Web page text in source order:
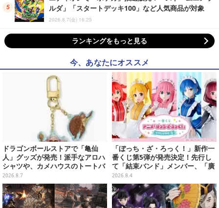
ルダ」「スタートデッキ100」など人気商品が対象
2026.8.7(金) 16:25
ランキングをもっと見る
今、あなたにオススメ
ドラゴンボールストアで「亀仙
人」グッズが発売！派手なアロハ
シャツや、カメハウスのトートバ
ッグなど夏らしいアイテムがズラ
リ
2026.8.7
「ぼっち・ざ・ろっく！」新作一
番くじ第5弾が発売決定！先行し
て「結束バンド」メンバー、「廣
井きくり」のメイド衣装フィギュ
アを公開
2026.8.4